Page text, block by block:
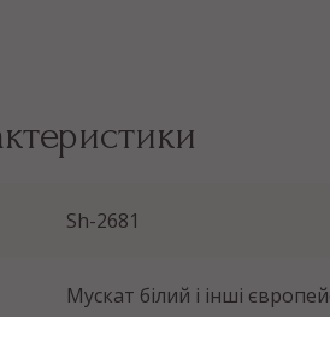
Sh-2681
Мускат білий і інші
винограду